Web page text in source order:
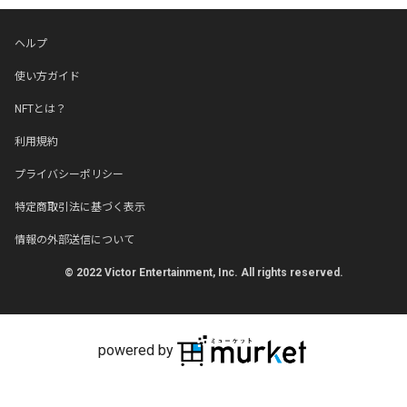
ヘルプ
使い方ガイド
NFTとは？
利用規約
プライバシーポリシー
特定商取引法に基づく表示
情報の外部送信について
© 2022 Victor Entertainment, Inc. All rights reserved.
powered by